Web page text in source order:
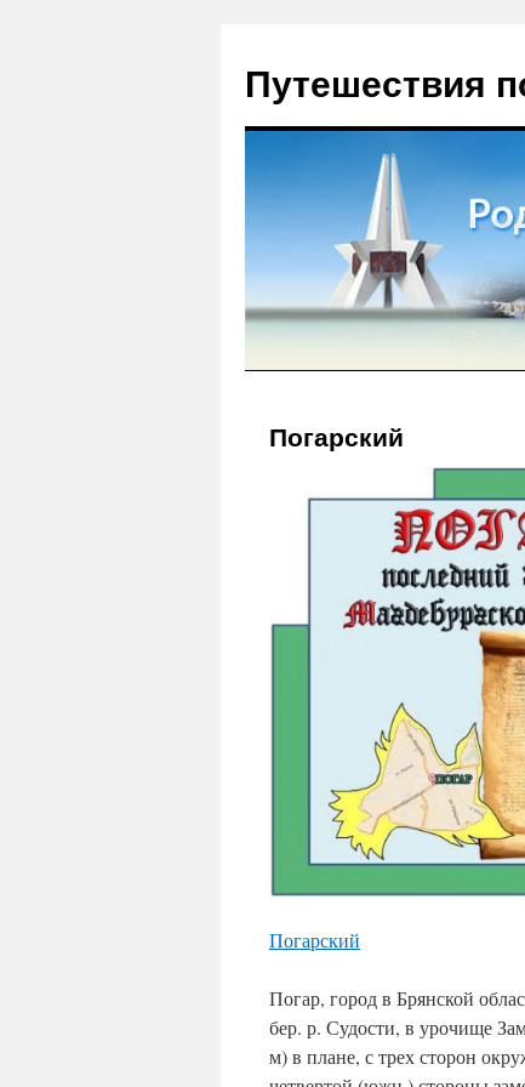
Путешествия
Погарский
Погарский
Погар, город в Брянской
бер. р. Судости, в урочище
м) в плане, с трех сторон